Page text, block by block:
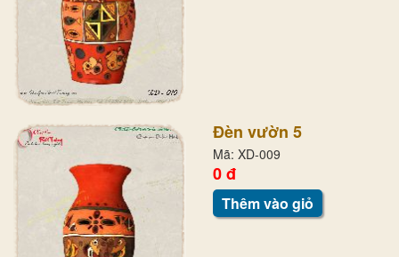
Đèn vườn 5
Mã: XD-009
0 đ
Thêm vào giỏ